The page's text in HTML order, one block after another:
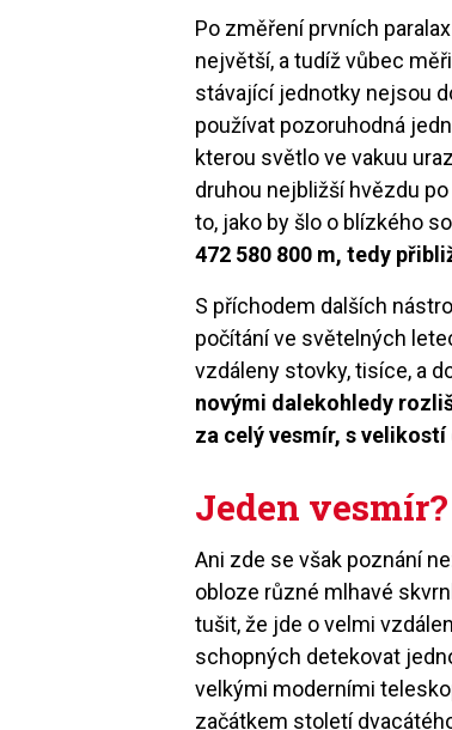
Po změření prvních
největší, a tudíž vůbec
stávající jednotky nejsou
používat pozoruhodná
kterou světlo ve vakuu
druhou nejbližší hvězdu po
to, jako by šlo o blízkého
472 580 800 m, tedy
S příchodem dalších
počítání ve světelných
vzdáleny stovky, tisíce, a
novými dalekohledy
za celý vesmír, s
Jeden vesmír?
Ani zde se však poznání
obloze různé mlhavé
tušit, že jde o velmi
schopných detekovat
velkými moderními
začátkem století